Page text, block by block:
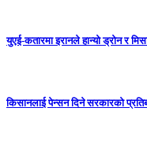
युएई-कतारमा इरानले हान्यो ड्रोन र
किसानलाई पेन्सन दिने सरकारको